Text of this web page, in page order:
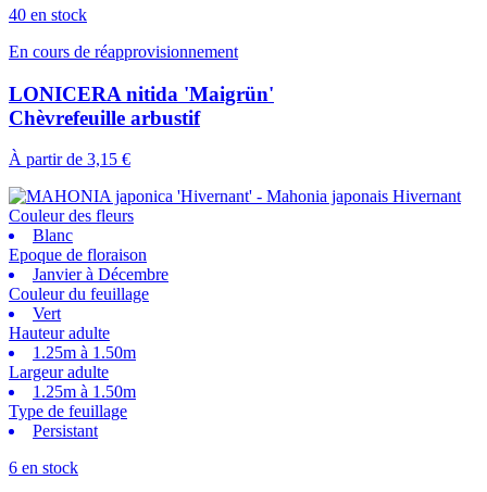
40 en stock
En cours de réapprovisionnement
LONICERA nitida 'Maigrün'
Chèvrefeuille arbustif
À partir de 3,15 €
Couleur des fleurs
Blanc
Epoque de floraison
Janvier à Décembre
Couleur du feuillage
Vert
Hauteur adulte
1.25m à 1.50m
Largeur adulte
1.25m à 1.50m
Type de feuillage
Persistant
6 en stock